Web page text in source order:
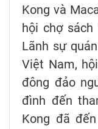
Kong và
hội chợ
Lãnh sự
Việt Nam,
đông đảo
đình đến
Kong đã